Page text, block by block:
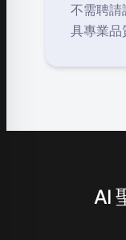
不需聘請
具專業品
AI